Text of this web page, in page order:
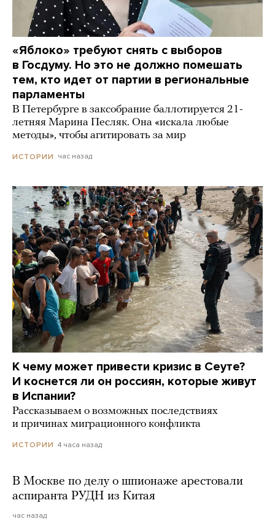
«Яблоко» требуют снять с выборов
в Госдуму. Но это не должно помешать
тем, кто идет от партии в региональные
парламенты
В Петербурге в заксобрание баллотируется 21-
летняя Марина Песляк. Она «искала любые
методы», чтобы агитировать за мир
ИСТОРИИ час назад
К чему может привести кризис в Сеуте?
И коснется ли он россиян, которые живут
в Испании?
Рассказываем о возможных последствиях
и причинах миграционного конфликта
ИСТОРИИ 4 часа назад
В Москве по делу о шпионаже арестовали
аспиранта РУДН из Китая
час назад